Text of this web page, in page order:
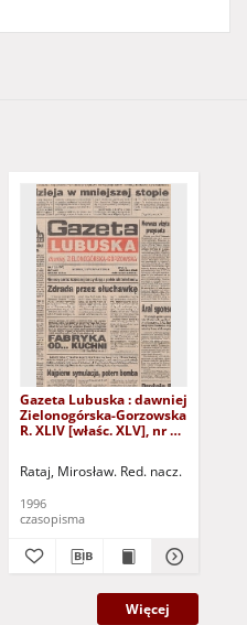
Gazeta Lubuska : dawniej
Zielonogórska-Gorzowska
R. XLIV [właśc. XLV], nr 52
Rataj, Mirosław. Red. nacz.
1996
czasopisma
Więcej